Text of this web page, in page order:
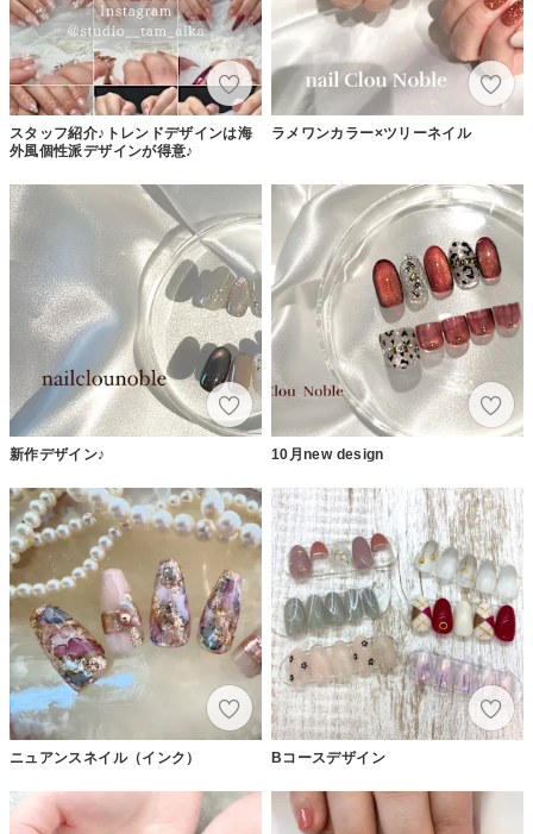
スタッフ紹介♪トレンドデザインは海
外風個性派デザインが得意♪
ラメワンカラー×ツリーネイル
新作デザイン♪ 10月new design
ニュアンスネイル（インク） Bコースデザイン